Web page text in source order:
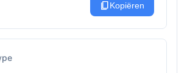
content_copyKopiëren